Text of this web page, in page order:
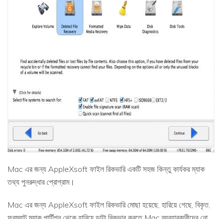
Mac এর জন্য AppleXsoft ফাইল রিকভারি একটি সহজ কিন্তু কার্যকর ম্যাক
তথ্য পুনরুদ্ধার প্রোগ্রাম।
Mac এর জন্য AppleXsoft ফাইল রিকভারি মোছা হয়েছে, হারিয়ে গেছে, বিকৃত,